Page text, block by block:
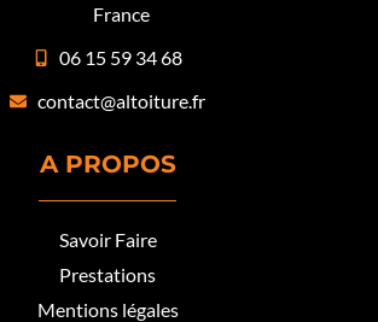
France
06 15 59 34 68
contact@altoiture.fr
A PROPOS
Savoir Faire
Prestations
Mentions légales